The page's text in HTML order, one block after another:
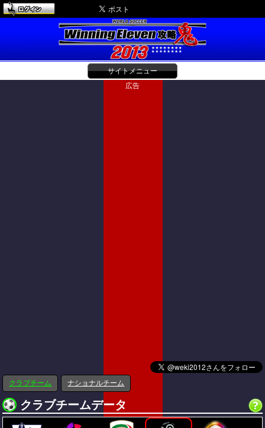
サイトメニュー
広告
クラブチーム ナショナルチーム
クラブチームデータ